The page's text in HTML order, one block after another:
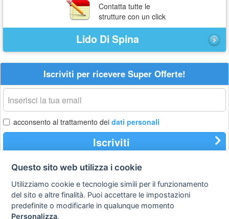
Contatta tutte le
strutture con un click
Lido Di Spina
Iscriviti per ricevere Super Offerte!
La
tua
email
acconsento al trattamento dei dati personali
Iscriviti
Privacy
policy
Avviso
legale
Scrivici
Questo sito web utilizza i cookie
Utilizziamo cookie e tecnologie simili per il funzionamento
del sito e altre finalità. Puoi accettare le impostazioni
predefinite o modificarle in qualunque momento
Personalizza.